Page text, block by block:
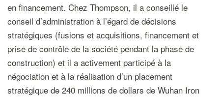
en financement. Chez Thompson, il a conseillé le
conseil d’administration à l’égard de décisions
stratégiques (fusions et acquisitions, financement et
prise de contrôle de la société pendant la phase de
construction) et il a activement participé à la
négociation et à la réalisation d’un placement
stratégique de 240 millions de dollars de Wuhan Iron